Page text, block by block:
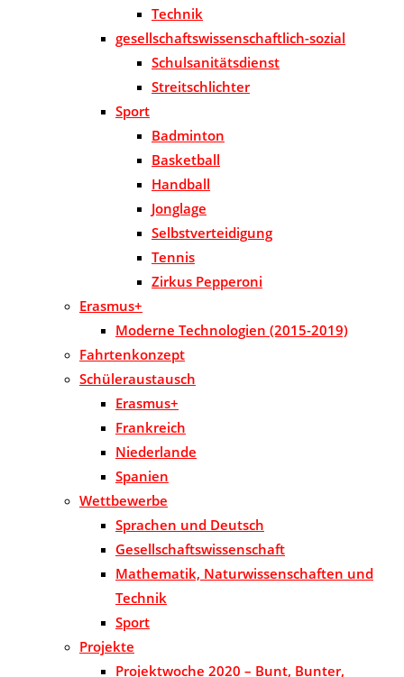
Technik
gesellschaftswissenschaftlich-sozial
Schulsanitätsdienst
Streitschlichter
Sport
Badminton
Basketball
Handball
Jonglage
Selbstverteidigung
Tennis
Zirkus Pepperoni
Erasmus+
Moderne Technologien (2015-2019)
Fahrtenkonzept
Schüleraustausch
Erasmus+
Frankreich
Niederlande
Spanien
Wettbewerbe
Sprachen und Deutsch
Gesellschaftswissenschaft
Mathematik, Naturwissenschaften und
Technik
Sport
Projekte
Projektwoche 2020 – Bunt, Bunter,